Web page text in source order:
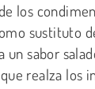
los
sustituto
un sabor
realza los